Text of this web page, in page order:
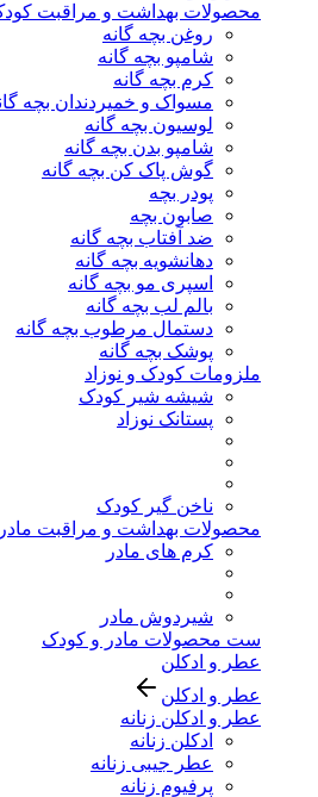
محصولات بهداشت و مراقبت
روغن بچه گانه
شامپو بچه گانه
کرم بچه گانه
مسواک و خمیردندان بچه
لوسیون بچه گانه
شامپو بدن بچه گانه
گوش پاک کن بچه گانه
پودر بچه
صابون بچه
ضد آفتاب بچه گانه
دهانشویه بچه گانه
اسپری مو بچه گانه
بالم لب بچه گانه
دستمال مرطوب بچه گانه
پوشک بچه گانه
ملزومات کودک و نوزاد
شیشه شیر کودک
پستانک نوزاد
ناخن گیر کودک
محصولات بهداشت و مراقبت مادر
کرم های مادر
شیردوش مادر
ست محصولات مادر و کودک
عطر و ادکلن
عطر و ادکلن
عطر و ادکلن زنانه
ادکلن زنانه
عطر جیبی زنانه
پرفیوم زنانه